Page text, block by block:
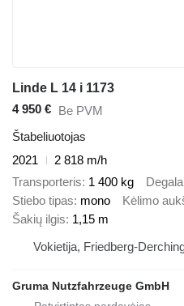
Linde L 14 i 1173
4 950 € Be PVM
Štabeliuotojas
2021
2 818 m/h
Transporteris 1 400 kg
Stiebo tipas mono Kėlimo
Šakių ilgis 1,15 m
Vokietija, Friedberg-
Gruma Nutzfahrzeuge GmbH